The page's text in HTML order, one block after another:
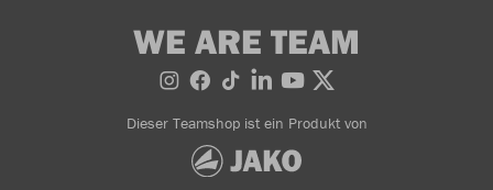
WE ARE TEAM
Dieser Teamshop ist ein Produkt von